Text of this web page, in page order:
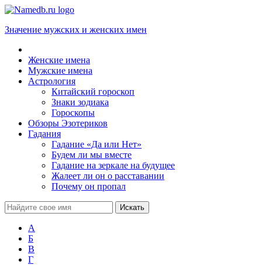
Значение мужских и женских имен
Женские имена
Мужские имена
Астрология
Китайский гороскоп
Знаки зодиака
Гороскопы
Обзоры Эзотериков
Гадания
Гадание «Да или Нет»
Будем ли мы вместе
Гадание на зеркале на будущее
Жалеет ли он о расставании
Почему он пропал
А
Б
В
Г